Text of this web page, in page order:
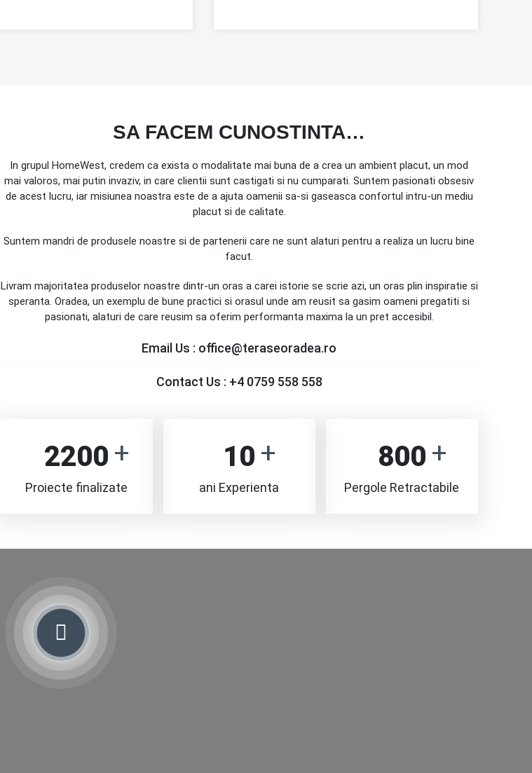
SA FACEM CUNOSTINTA…
In grupul HomeWest, credem ca exista o modalitate mai buna de a crea un ambient placut, un mod
mai valoros, mai putin invaziv, in care clientii sunt castigati si nu cumparati. Suntem pasionati obsesiv
de acest lucru, iar misiunea noastra este de a ajuta oamenii sa-si gaseasca confortul intru-un mediu
placut si de calitate.
Suntem mandri de produsele noastre si de partenerii care ne sunt alaturi pentru a realiza un lucru bine
facut.
Livram majoritatea produselor noastre dintr-un oras a carei istorie se scrie azi, un oras plin inspiratie si
speranta. Oradea, un exemplu de bune practici si orasul unde am reusit sa gasim oameni pregatiti si
pasionati, alaturi de care reusim sa oferim performanta maxima la un pret accesibil.
Email Us : office@teraseoradea.ro
Contact Us : +4 0759 558 558
2200
Proiecte finalizate
10
ani Experienta
800
Pergole Retractabile